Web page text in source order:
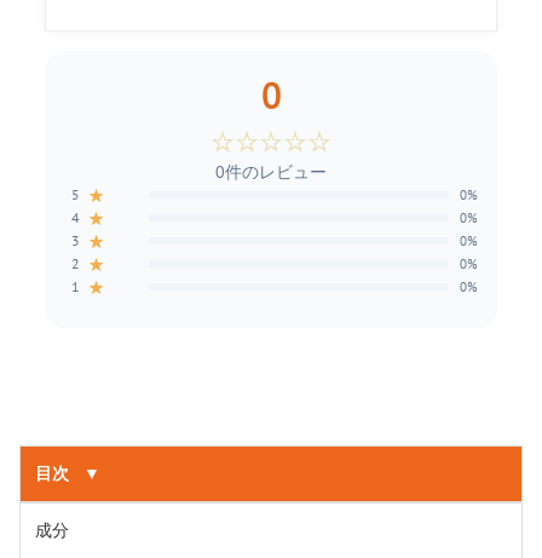
0
☆☆☆☆☆
0件のレビュー
5 ★ 0%
4 ★ 0%
3 ★ 0%
2 ★ 0%
1 ★ 0%
目次 ▼
成分